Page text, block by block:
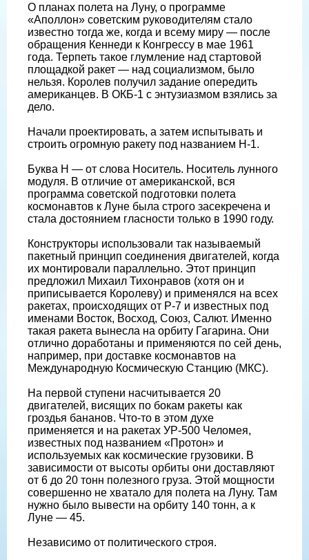
О планах полета на Луну, о программе
«Аполлон» советским руководителям стало
известно тогда же, когда и всему миру — после
обращения Кеннеди к Конгрессу в мае 1961
года. Терпеть такое глумление над стартовой
площадкой ракет — над социализмом, было
нельзя. Королев получил задание опередить
американцев. В ОКБ-1 с энтузиазмом взялись за
дело.
Начали проектировать, а затем испытывать и
строить огромную ракету под названием Н-1.
Буква Н — от слова Носитель. Носитель лунного
модуля. В отличие от американской, вся
программа советской подготовки полета
космонавтов к Луне была строго засекречена и
стала достоянием гласности только в 1990 году.
Конструкторы использовали так называемый
пакетный принцип соединения двигателей, когда
их монтировали параллельно. Этот принцип
предложил Михаил Тихонравов (хотя он и
приписывается Королеву) и применялся на всех
ракетах, происходящих от Р-7 и известных под
именами Восток, Восход, Союз, Салют. Именно
такая ракета вынесла на орбиту Гагарина. Они
отлично доработаны и применяются по сей день,
например, при доставке космонавтов на
Международную Космическую Станцию (МКС).
На первой ступени насчитывается 20
двигателей, висящих по бокам ракеты как
гроздья бананов. Что-то в этом духе
применяется и на ракетах УР-500 Челомея,
известных под названием «Протон» и
используемых как космические грузовики. В
зависимости от высоты орбиты они доставляют
от 6 до 20 тонн полезного груза. Этой мощности
совершенно не хватало для полета на Луну. Там
нужно было вывести на орбиту 140 тонн, а к
Луне — 45.
Независимо от политического строя.